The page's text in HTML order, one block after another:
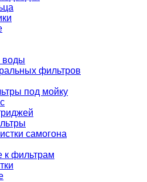
воды
фильтров
под мойку
самогона
к фильтрам